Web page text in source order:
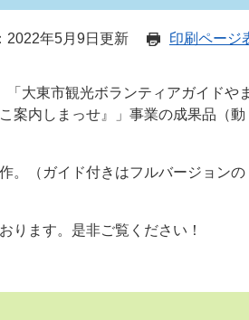
2022年5月9日更新 印刷ページ
大東市観光ボランティアガイドや
案内しまっせ』」事業の成果品（動
。（ガイド付きはフルバージョンの
ります。是非ご覧ください！